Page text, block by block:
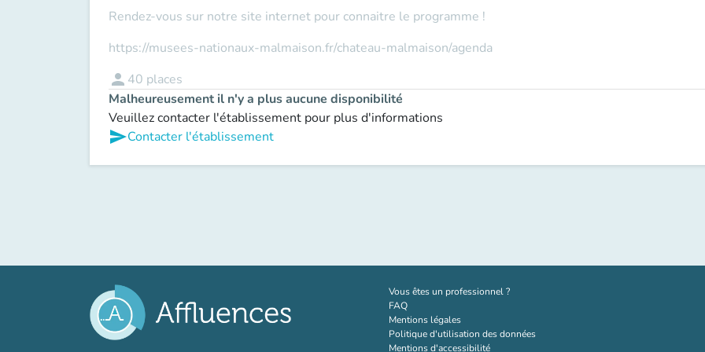
Rendez-vous sur notre site internet pour connaitre le programme !
https://musees-nationaux-malmaison.fr/chateau-malmaison/agenda
person 40 places
Malheureusement il n'y a plus aucune disponibilité
Veuillez contacter l'établissement pour plus d'informations
sendContacter l'établissement
Vous êtes un professionnel ?(nouvel onglet)
FAQ
Mentions légales
Politique d'utilisation des données
Mentions d'accessibilité